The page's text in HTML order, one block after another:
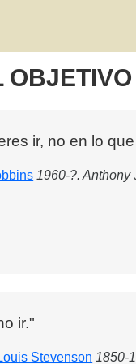
OBJETIVO
ir, no en lo
1960-?. Anthony
ir."
Stevenson 1850-